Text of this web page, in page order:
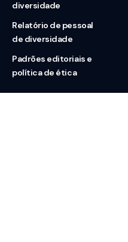
diversidade
Relatório de pessoal
de diversidade
Padrões editoriais e
política de ética